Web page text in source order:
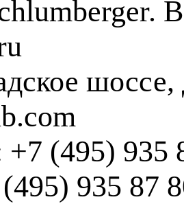
(495) 935
935 87